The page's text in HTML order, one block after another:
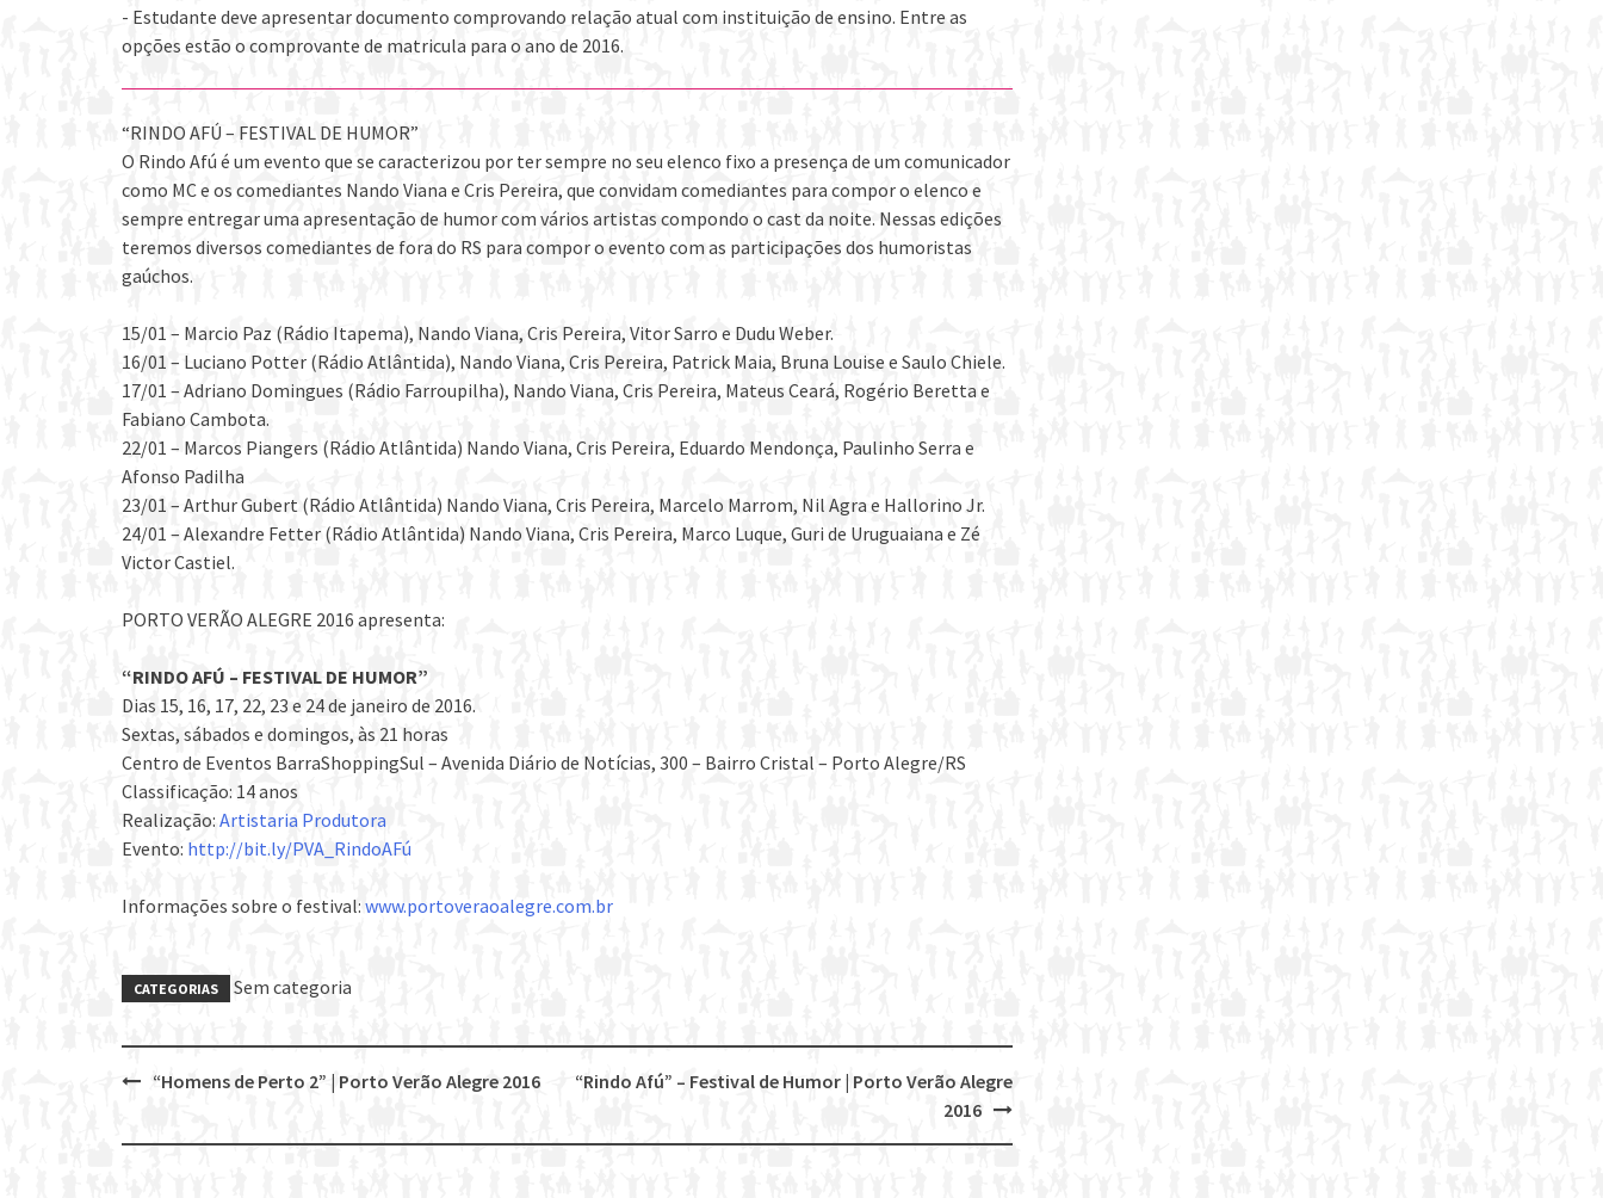
- Estudante deve apresentar documento comprovando relação atual com instituição de ensino. Entre as
opções estão o comprovante de matricula para o ano de 2016.
“RINDO AFÚ – FESTIVAL DE HUMOR”
O Rindo Afú é um evento que se caracterizou por ter sempre no seu elenco fixo a presença de um comunicador
como MC e os comediantes Nando Viana e Cris Pereira, que convidam comediantes para compor o elenco e
sempre entregar uma apresentação de humor com vários artistas compondo o cast da noite. Nessas edições
teremos diversos comediantes de fora do RS para compor o evento com as participações dos humoristas
gaúchos.
15/01 – Marcio Paz (Rádio Itapema), Nando Viana, Cris Pereira, Vitor Sarro e Dudu Weber.
16/01 – Luciano Potter (Rádio Atlântida), Nando Viana, Cris Pereira, Patrick Maia, Bruna Louise e Saulo Chiele.
17/01 – Adriano Domingues (Rádio Farroupilha), Nando Viana, Cris Pereira, Mateus Ceará, Rogério Beretta e
Fabiano Cambota.
22/01 – Marcos Piangers (Rádio Atlântida) Nando Viana, Cris Pereira, Eduardo Mendonça, Paulinho Serra e
Afonso Padilha
23/01 – Arthur Gubert (Rádio Atlântida) Nando Viana, Cris Pereira, Marcelo Marrom, Nil Agra e Hallorino Jr.
24/01 – Alexandre Fetter (Rádio Atlântida) Nando Viana, Cris Pereira, Marco Luque, Guri de Uruguaiana e Zé
Victor Castiel.
PORTO VERÃO ALEGRE 2016 apresenta:
“RINDO AFÚ – FESTIVAL DE HUMOR”
Dias 15, 16, 17, 22, 23 e 24 de janeiro de 2016.
Sextas, sábados e domingos, às 21 horas
Centro de Eventos BarraShoppingSul – Avenida Diário de Notícias, 300 – Bairro Cristal – Porto Alegre/RS
Classificação: 14 anos
Realização: Artistaria Produtora
Evento: http://bit.ly/PVA_RindoAFú
Informações sobre o festival: www.portoveraoalegre.com.br
CATEGORIAS Sem categoria
navigation
“Rindo Afú” – Festival de Humor | Porto Verão Alegre
2016
“Homens de Perto 2” | Porto Verão Alegre 2016